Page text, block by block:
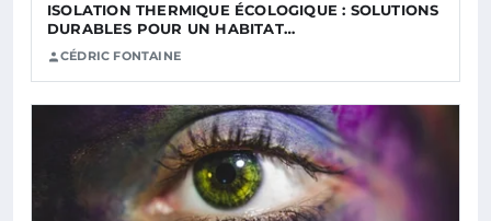
ISOLATION THERMIQUE ÉCOLOGIQUE : SOLUTIONS
DURABLES POUR UN HABITAT…
CÉDRIC FONTAINE